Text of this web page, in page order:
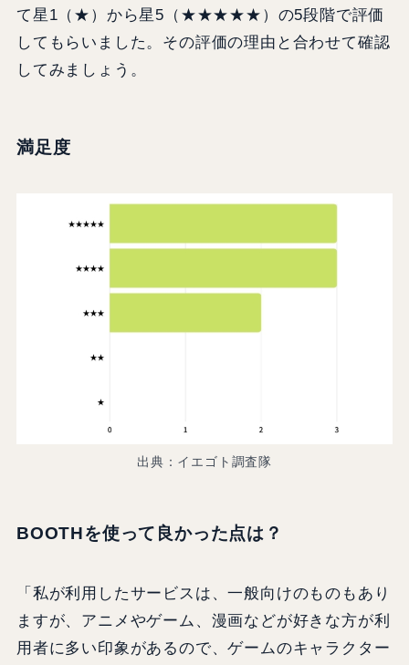
て星1（★）から星5（★★★★★）の5段階で評価
してもらいました。その評価の理由と合わせて確認
してみましょう。
満足度
出典：イエゴト調査隊
BOOTHを使って良かった点は？
「私が利用したサービスは、一般向けのものもあり
ますが、アニメやゲーム、漫画などが好きな方が利
用者に多い印象があるので、ゲームのキャラクター